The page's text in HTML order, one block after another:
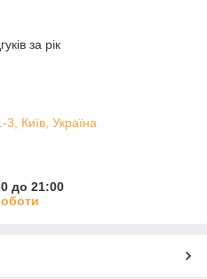
за рік
3, Київ, Україна
до 21:00